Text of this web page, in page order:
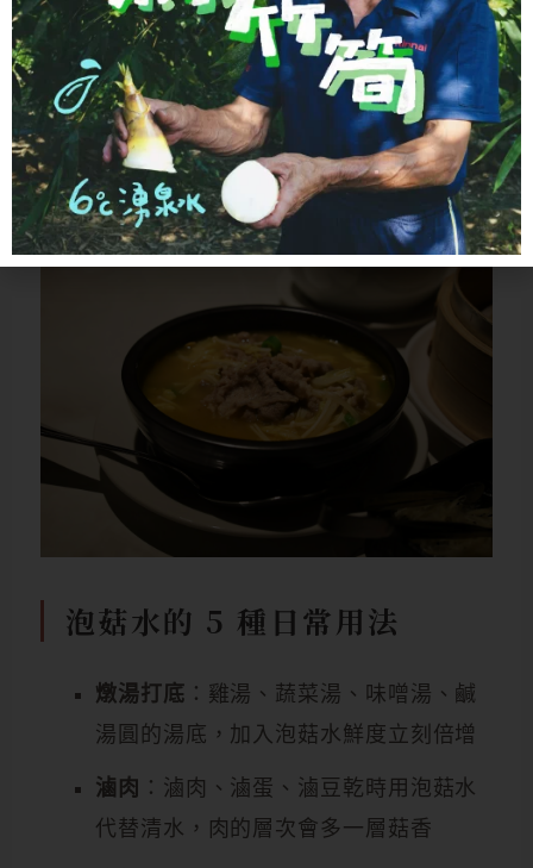
酸，這兩個鮮味物質遇到食物中的另一種
鮮味成分肌苷酸（雞肉、海鮮裡都有）會
產生「鮮味相乘效應」，鮮度可以放大
7-8 倍。所以泡菇水是名副其實的天然高
湯。
泡菇水的 5 種日常用法
燉湯打底 ：雞湯、蔬菜湯、味噌湯、鹹
湯圓的湯底，加入泡菇水鮮度立刻倍增
滷肉 ：滷肉、滷蛋、滷豆乾時用泡菇水
代替清水，肉的層次會多一層菇香